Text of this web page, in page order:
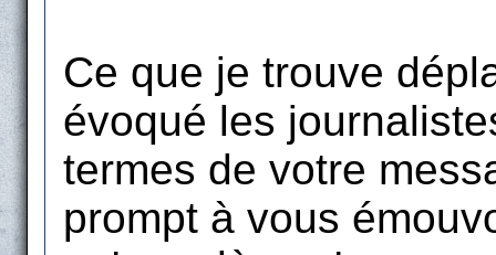
Ce que je trouve
évoqué les
termes de votre
prompt à vous